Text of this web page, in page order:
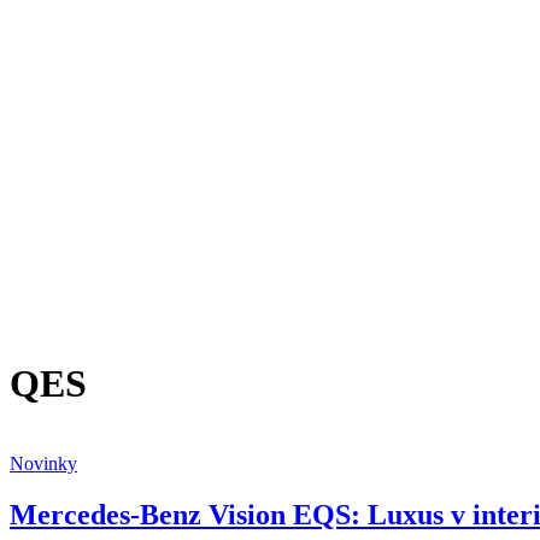
QES
Novinky
Mercedes-Benz Vision EQS: Luxus v